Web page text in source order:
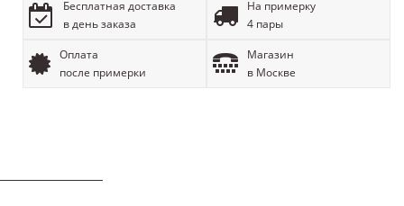
Бесплатная доставка
в день заказа
На примерку
4 пары
Оплата
после примерки
Магазин
в Москве